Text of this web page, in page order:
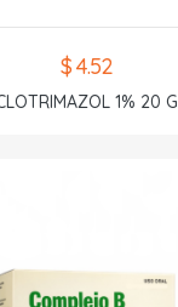
$ 4.52
1% 20 G